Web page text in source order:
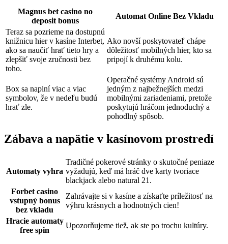
Magnus bet casino no
deposit bonus
Automat Online Bez Vkladu
Teraz sa pozrieme na dostupnú
knižnicu hier v kasíne Interbet,
ako sa naučiť hrať tieto hry a
zlepšiť svoje zručnosti bez
toho.
Ako novší poskytovateľ chápe
dôležitosť mobilných hier, kto sa
pripojí k druhému kolu.
Box sa naplní viac a viac
symbolov, že v nedeľu budú
hrať zle.
Operačné systémy Android sú
jedným z najbežnejších medzi
mobilnými zariadeniami, pretože
poskytujú hráčom jednoduchý a
pohodlný spôsob.
Zábava a napätie v kasínovom prostredí
Automaty vyhra
Tradičné pokerové stránky o skutočné peniaze
vyžadujú, keď má hráč dve karty tvoriace
blackjack alebo natural 21.
Forbet casino
vstupný bonus
bez vkladu
Zahrávajte si v kasíne a získaťte príležitosť na
výhru krásnych a hodnotných cien!
Hracie automaty
free spin
Upozorňujeme tiež, ak ste po trochu kultúry.